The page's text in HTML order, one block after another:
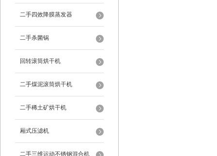
二手四效降膜蒸发器
二手杀菌锅
回转滚筒烘干机
二手煤泥滚筒烘干机
二手稀土矿烘干机
厢式压滤机
二手三维运动不锈钢混合机